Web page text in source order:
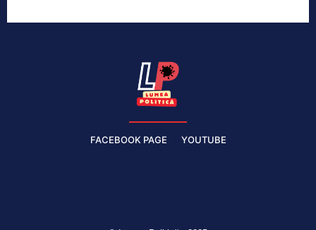
FACEBOOK PAGE YOUTUBE